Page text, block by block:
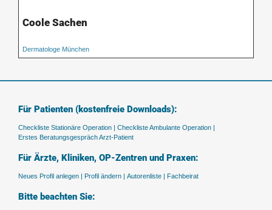
Coole Sachen
Dermatologe München
Für Patienten (kostenfreie Downloads):
Checkliste Stationäre Operation | Checkliste Ambulante Operation |
Erstes Beratungsgespräch Arzt-Patient
Für Ärzte, Kliniken, OP-Zentren und Praxen:
Neues Profil anlegen | Profil ändern | Autorenliste | Fachbeirat
Bitte beachten Sie: